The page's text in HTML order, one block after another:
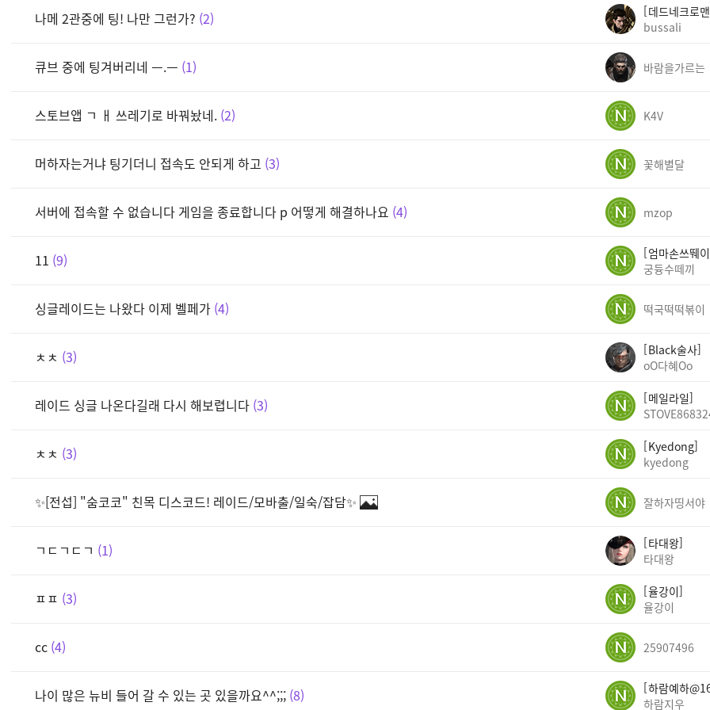
나메 2관중에 팅! 나만 그런가? 2
데드네크로
bussali
큐브 중에 팅겨버리네 ㅡ.ㅡ 1 바람을가르는
스토브앱 ㄱ ㅐ 쓰레기로 바꿔놨네. 2 K4V
머하자는거냐 팅기더니 접속도 안되게 하고 3 꽃해별달
서버에 접속할 수 없습니다 게임을 종료합니다 p 어떻게 해결하나요 4 mzop
11 9
엄마손쓰뛔
궁듕수떼끼
싱글레이드는 나왔다 이제 벨페가 4 떡국떡떡볶이
ㅊㅊ 3
Black술사
oO다혜Oo
레이드 싱글 나온다길래 다시 해보렵니다 3
메일라일
ㅊㅊ 3
Kyedong
kyedong
✨[전섭] "숨코코" 친목 디스코드! 레이드/모바출/일숙/잡담✨ 잘하자띵서야
ㄱㄷㄱㄷㄱ 1
타대왕
타대왕
ㅍㅍ 3
율강이
율강이
cc 4 25907496
나이 많은 뉴비 들어 갈 수 있는 곳 있을까요^^;;; 8
하람예하
하람지우